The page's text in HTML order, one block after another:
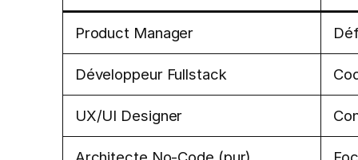
Product Manager
Développeur Fullstack
UX/UI Designer